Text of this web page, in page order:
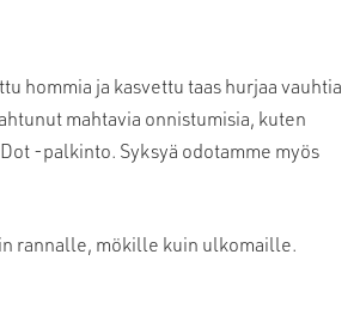
hommia ja kasvettu taas hurjaa vauhtia
mahtavia onnistumisia, kuten
-palkinto. Syksyä odotamme myös
rannalle, mökille kuin ulkomaille.